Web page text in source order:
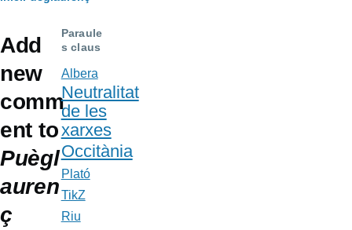
d'Ariadna
Add
new
comm
ent to
Puègl
auren
ç
Paraule
s claus
Albera
Neutralitat
de les
xarxes
Occitània
Plató
TikZ
Riu